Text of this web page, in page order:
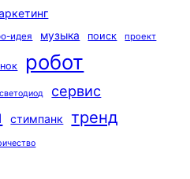
идея музыка поиск проект
робот
светодиод сервис
стимпанк тренд